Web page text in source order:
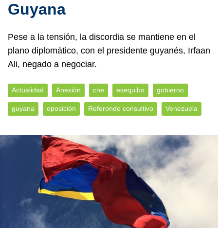
Guyana
Pese a la tensión, la discordia se mantiene en el
plano diplomático, con el presidente guyanés, Irfaan
Ali, negado a negociar.
Actualidad Anexión cne esequibo gobierno
guyana oposición Referondo consultivo Venezuela